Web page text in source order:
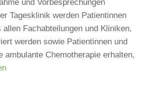
und Vorbesprechungen
Tagesklinik werden Patientinnen
allen Fachabteilungen und Kliniken,
werden sowie Patientinnen und
ambulante Chemotherapie erhalten,